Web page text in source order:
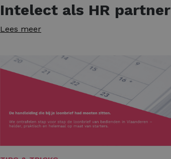
Intelect als HR partner
Lees meer